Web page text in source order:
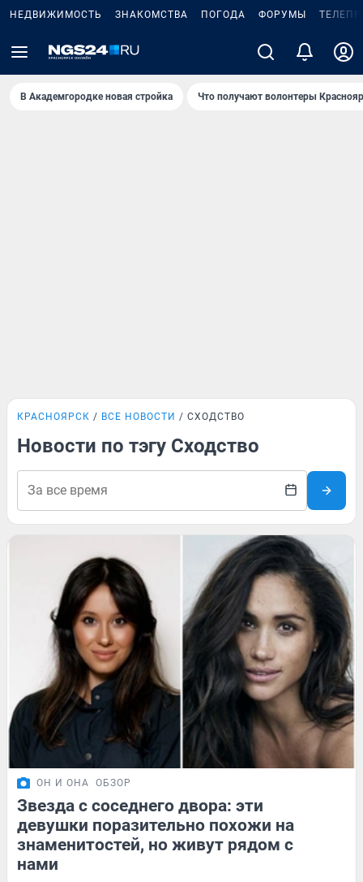
НЕДВИЖИМОСТЬ ЗНАКОМСТВА ПОГОДА ФОРУМЫ
В Академгородке новая стройка Что получают волонтеры
КРАСНОЯРСК ВСЕ НОВОСТИ СХОДСТВО
Новости по тэгу Сходство
ОН И ОНА ОБЗОР
Звезда с соседнего двора: эти
девушки поразительно похожи на
знаменитостей, но живут рядом с
нами